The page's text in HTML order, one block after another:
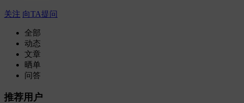
关注 向TA提问
全部
动态
文章
晒单
问答
推荐用户